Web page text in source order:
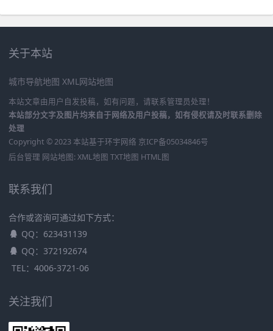
关于本站
城市导航地图 XML网站地图
本站文章由用户自发投稿，如有问题，请联系管理员处理！
本站部分文字及图片均来自于网络及用户投稿，如有侵权请及时联系删除
处理
Copyright © 2023 本站基于环宇网络 京ICP备05034846号
后台管理 网站地图: XML地图 TXT地图 HTML图
联系我们
合作或咨询可通过如下方式：
QQ：623431139
QQ：372192674
TEL：4006-3721-06
关注我们